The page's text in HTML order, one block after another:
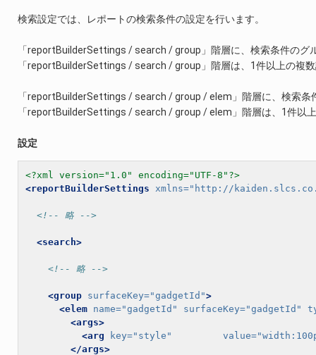
検索設定では、レポートの検索条件の設定を行います。
「reportBuilderSettings / search / group」階層に、検索条件のグ
「reportBuilderSettings / search / group」階層は、1件以上の複
「reportBuilderSettings / search / group / elem」階層に、検索条
「reportBuilderSettings / search / group / elem」階層は、1件以
設定
<?xml version="1.0" encoding="UTF-8"?>
<reportBuilderSettings
xmlns="http://
<!-- 略 -->
<search>
<!-- 略 -->
<group surfaceKey="gadgetId">
<elem name="gadgetId" surfaceKey="gadgetId"
<args>
<arg
key="style" value=
</args>